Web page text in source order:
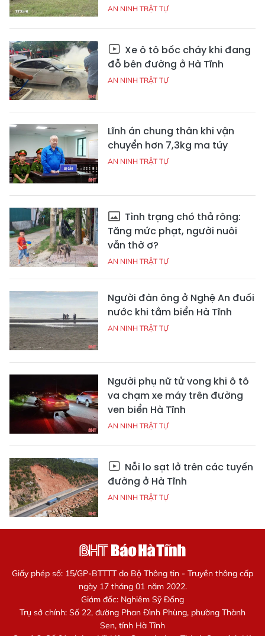
AN NINH TRẬT TỰ
Xe ô tô bốc cháy khi đang
đỗ bên đường ở Hà Tĩnh
AN NINH TRẬT TỰ
Lĩnh án chung thân khi vận
chuyển hơn 7,3kg ma túy
AN NINH TRẬT TỰ
Tình trạng chó thả rông:
Tăng mức phạt, người nuôi
vẫn thờ ơ?
AN NINH TRẬT TỰ
Người đàn ông ở Nghệ An đuối
nước khi tắm biển Hà Tĩnh
AN NINH TRẬT TỰ
Người phụ nữ tử vong khi ô tô
va chạm xe máy trên đường
ven biển Hà Tĩnh
AN NINH TRẬT TỰ
Nỗi lo sạt lở trên các tuyến
đường ở Hà Tĩnh
AN NINH TRẬT TỰ
Giấy phép số: 15/GP-BTTTT do Bộ Thông tin - Truyền thông cấp
ngày 17 tháng 01 năm 2022.
Giám đốc: Nghiêm Sỹ Đống
Trụ sở chính: Số 22, đường Phan Đình Phùng, phường Thành
Sen, tỉnh Hà Tĩnh